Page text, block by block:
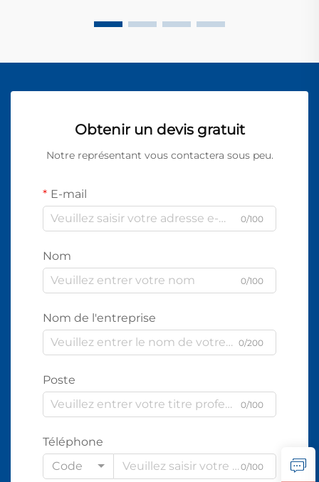
Obtenir un devis gratuit
Notre représentant vous contactera sous peu.
E-mail
0/100
Nom
0/100
Nom de l'entreprise
0/200
Poste
0/100
Téléphone
Code
0/100